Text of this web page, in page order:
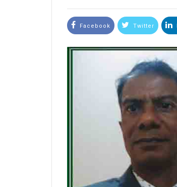
Facebook Twitter